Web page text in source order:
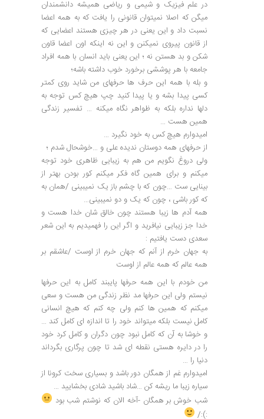
در علم فیزیک و شیمی و ریاضی همیشه دانشمندان
میگن که اصلا نمیتوان قانونی را یافت که به همه اعضا
نسبت داد و این یعنی در هر چیزی هستند اعضایی که
از قانون پیروی نمیکنن و این نه اینکه اون اعضا قاون
شکن و بد هستن نه ؛ این یعنی باید انسان با همه افراد
جامعه با هر پوششی برخورد خوب داشته باشه؛
و بله با همه این حرف ها حرفهای من شاید روی کمتر
کسی پیدا بشه و یا پیدا کنید چپ هیچ کس توجه به
دلها نداره بلکه به ظواهر نگاه میکنه … تفسیر زندگی
همین هست …
امیدوارم هیچ کس به خود نگیرد …
از حرفهای همه دوستان ندیده علی و …خوشحال شدم ؛
ولی دروغ نگویم من هم به زیبایی ظاهری خود توجه
میکنم و برای همین گاه فکر میکنم کور بودن بهتر از
بینایی ست …چون که با چشم باز یک نمیبینی /همان به
که کور باشی ، چون که یک و دو نمیبینی…
همه آدم ها زیبا هستند چون خالق شان خدا هست و
خدا جز زیبایی نیافرید و اگر این را فهمیدیم به این شعر
سعدی دست یافتیم :
به جهان خرم از آنم که جهان خرم از اوست /عاشقم بر
همه عالم که همه عالم از اوست
من خودم با این همه حرفها پایبند کامل به این حرفها
نیستم ولی این حرفها مد نظر زندگی من هست و سعی
میکنم که همین ها کنم ولی چه کنم که هیچ انسانی
کامل نیست بلکه میتواند خود را تا اندازه ای کامل کند …
و خوشا به آن که کامل نبود چون دگران و کامل کرد خود
را در دایره هستی نقطه ای شد تا چون پرگاری بگرداند
دنیا را …
امیدوارم غم از همگان دور باشد و بسیاری سخت کرونا از
سیاره زیبا ما ریشه کن …شاد باشید شادی بخشایید …
شب خوش بر همگان -آخه الان که نوشتم شب بود
:):/